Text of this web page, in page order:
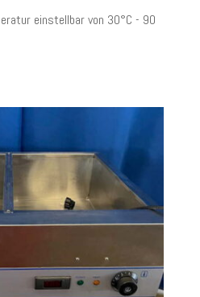
einstellbar von 30°C - 90